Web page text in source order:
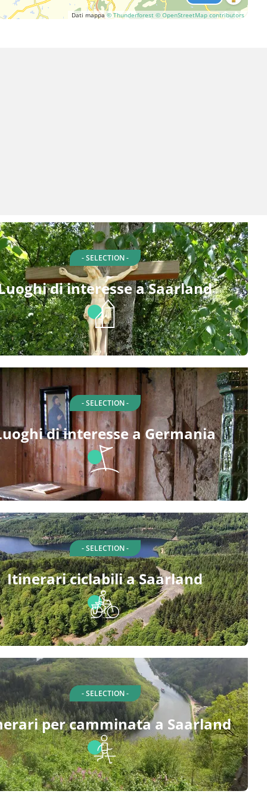
Dati mappa© Thunderforest © OpenStreetMap contributors
- SELECTION -
di interesse a Saarland
- SELECTION -
di interesse a Germania
- SELECTION -
Itinerari ciclabili a Saarland
- SELECTION -
per camminata a Saarland